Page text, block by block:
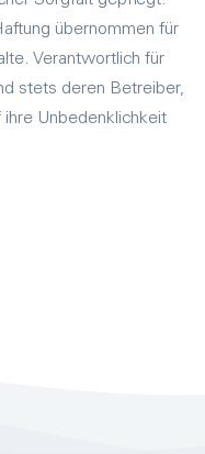
übernommen für
Verantwortlich für
stets deren Betreiber,
Unbedenklichkeit